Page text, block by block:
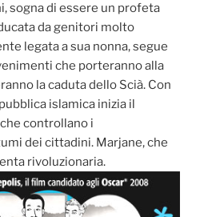
sogna di essere un profeta
da genitori molto
legata a sua nonna, segue
che porteranno alla
la caduta dello Scià. Con
islamica inizia il
controllano i
dei cittadini. Marjane, che
rivoluzionaria.